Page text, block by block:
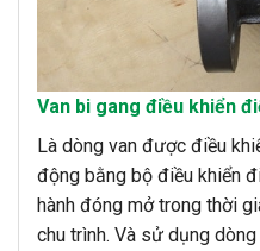
Van bi gang điều khiển
Là dòng van được điều
động bằng bộ điều khiển
hành đóng mở trong thời
chu trình. Và sử dụng